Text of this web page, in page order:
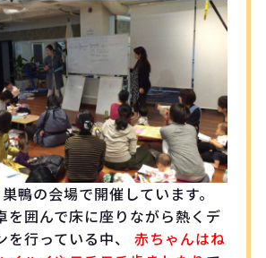
鴨の会場で開催しています。
を囲んで床に座りながら熱くデ
を行っている中、 赤ちゃんはね